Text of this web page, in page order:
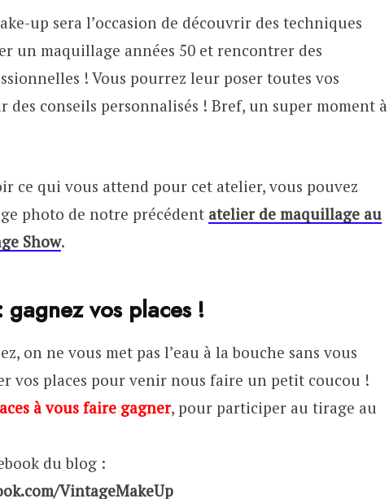
up sera l’occasion de découvrir des techniques
un maquillage années 50 et rencontrer des
! Vous pourrez leur poser toutes vos
des conseils personnalisés ! Bref, un super moment à
ce qui vous attend pour cet atelier, vous pouvez
photo de notre précédent atelier de maquillage au
Show.
gagnez vos places !
on ne vous met pas l’eau à la bouche sans vous
vos places pour venir nous faire un petit coucou !
à vous faire gagner, pour participer au tirage au
du blog :
VintageMakeUp